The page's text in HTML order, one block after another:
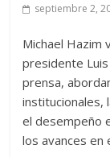
septiembre 2,
Michael Hazim
presidente
prensa,
institucionales,
el desempeño
los avances en